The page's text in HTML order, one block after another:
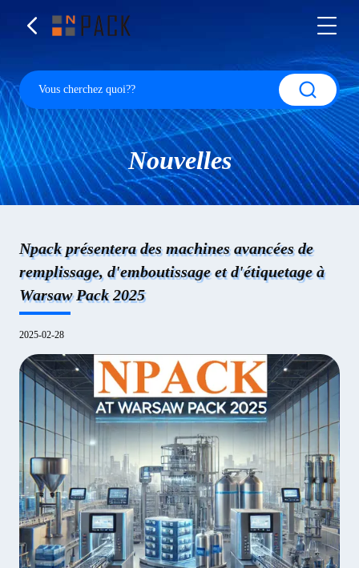
Nouvelles
Npack présentera des machines avancées de
remplissage, d'emboutissage et d'étiquetage à
Warsaw Pack 2025
2025-02-28